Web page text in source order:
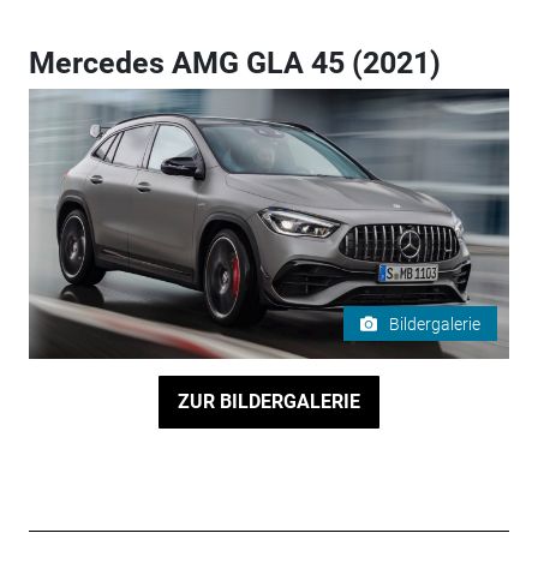
Mercedes AMG GLA 45 (2021)
Bildergalerie
ZUR BILDERGALERIE